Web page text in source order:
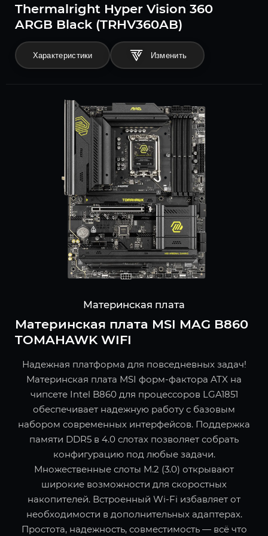
Thermalright Hyper Vision 360
ARGB Black (TRHV360AB)
Характеристики
Материнская плата
Материнская плата MSI MAG B860
TOMAHAWK WIFI
Надежная платформа для повседневных задач!
Материнская плата MSI форм-фактора ATX на
чипсете Intel B860 для процессоров LGA1851
обеспечивает надежную работу с базовым
набором современных интерфейсов. Поддержка
памяти DDR5 в 4.0 слотах позволяет собрать
конфигурацию под любые задачи.
Множественные слоты M.2 (3.0) открывают
широкие возможности для скоростных
накопителей. Встроенный Wi-Fi избавляет от
необходимости в дополнительных адаптерах.
Простота, надежность, совместимость — всё что